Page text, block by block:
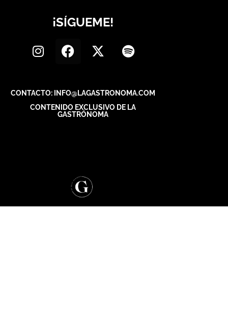
¡SÍGUEME!
CONTACTO: INFO@LAGASTRONOMA.COM
CONTENIDO EXCLUSIVO DE LA
GASTRÓNOMA